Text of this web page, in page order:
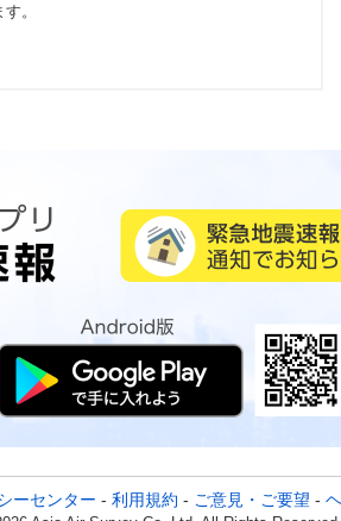
。
ーセンター - 利用規約 - ご意見・ご要望 -